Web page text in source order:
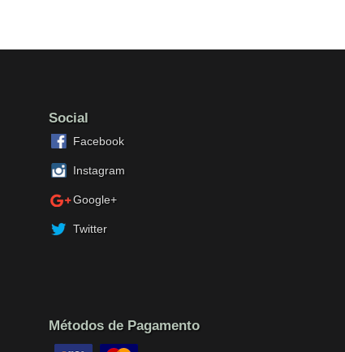
Social
Facebook
Instagram
Google+
Twitter
Métodos de Pagamento